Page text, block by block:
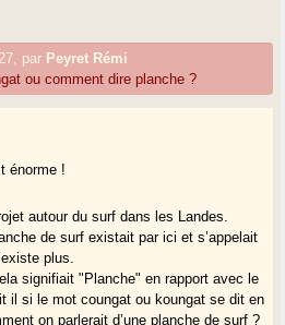
par Peyret Rémi
ou comment dire planche ?
énorme !
autour du surf dans les Landes.
de surf existait par ici et s’appelait
plus.
signifiait "Planche" en rapport avec le
il si le mot coungat ou koungat se dit en
on parlerait d’une planche de surf ?